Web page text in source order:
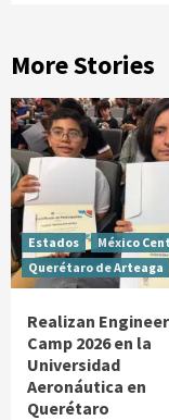
More Stories
Estados
México
Querétaro de Arteaga
Realizan
Camp 2026 en la
Universidad
Aeronáutica en
Querétaro